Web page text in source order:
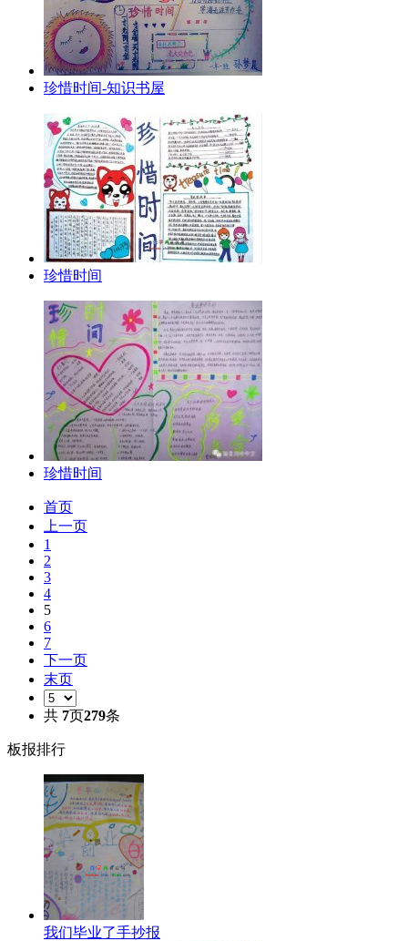
珍惜时间-知识书屋
珍惜时间
珍惜时间
首页
上一页
1
2
3
4
5
6
7
下一页
末页
共 7页279条
板报排行
我们毕业了手抄报